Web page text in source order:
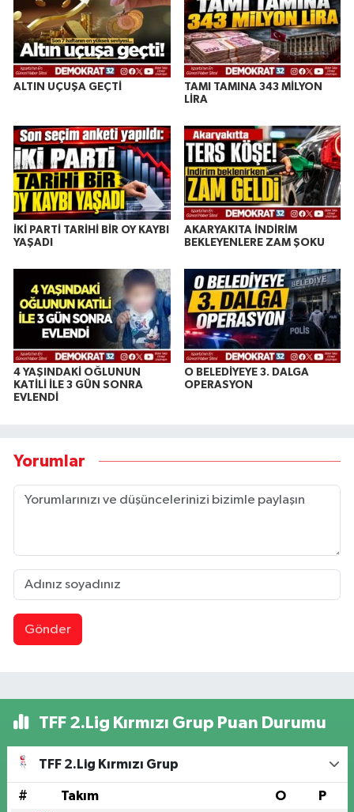
ALTIN UÇUŞA GEÇTİ
TAMI TAMINA 343 MİLYON
LİRA
İKİ PARTİ TARİHİ BİR OY KAYBI
YAŞADI
AKARYAKITA İNDİRİM
BEKLEYENLERE ZAM ŞOKU
4 YAŞINDAKİ OĞLUNUN
KATİLİ İLE 3 GÜN SONRA
EVLENDİ
O BELEDİYEYE 3. DALGA
OPERASYON
Yorumlar
Gönder
TFF 2.Lig Kırmızı Grup Puan Durumu
TFF 2.Lig Kırmızı Grup
# Takım O P